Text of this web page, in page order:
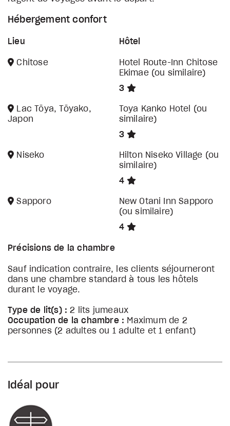
Hébergement confort
Lieu Hôtel
Chitose
Hotel Route-Inn Chitose
Ekimae (ou similaire)
3
Lac Tōya, Tōyako,
Japon
Toya Kanko Hotel (ou
similaire)
3
Niseko
Hilton Niseko Village (ou
similaire)
4
Sapporo
New Otani Inn Sapporo
(ou similaire)
4
Précisions de la chambre
Sauf indication contraire, les clients séjourneront
dans une chambre standard à tous les hôtels
durant le voyage.
Type de lit(s) : 2 lits jumeaux
Occupation de la chambre : Maximum de 2
personnes (2 adultes ou 1 adulte et 1 enfant)
Idéal pour